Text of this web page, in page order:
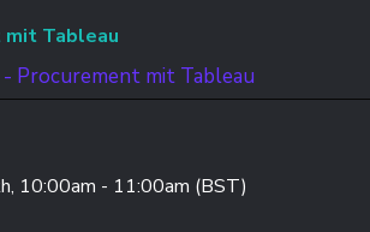
mit Tableau
10:00am - 11:00am (BST)